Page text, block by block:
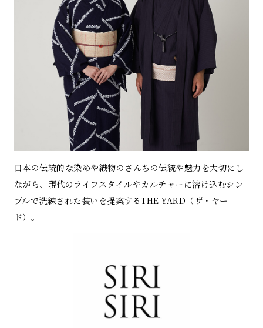
日本の伝統的な染めや織物のさんちの伝統や魅力を大切にし
ながら、現代のライフスタイルやカルチャーに溶け込むシン
プルで洗練された装いを提案するTHE YARD（ザ・ヤー
ド）。